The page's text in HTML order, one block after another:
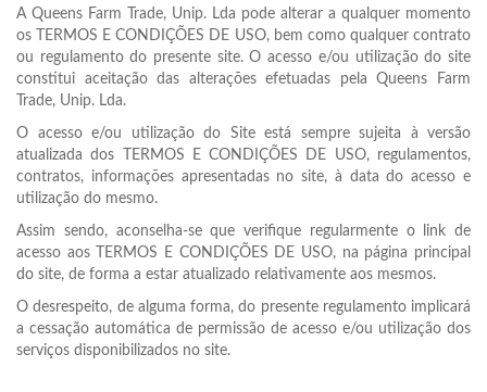
A Queens Farm Trade, Unip. Lda pode alterar a qualquer momento
os TERMOS E CONDIÇÕES DE USO, bem como qualquer contrato
ou regulamento do presente site. O acesso e/ou utilização do site
constitui aceitação das alterações efetuadas pela Queens Farm
Trade, Unip. Lda.
O acesso e/ou utilização do Site está sempre sujeita à versão
atualizada dos TERMOS E CONDIÇÕES DE USO, regulamentos,
contratos, informações apresentadas no site, à data do acesso e
utilização do mesmo.
Assim sendo, aconselha-se que verifique regularmente o link de
acesso aos TERMOS E CONDIÇÕES DE USO, na página principal
do site, de forma a estar atualizado relativamente aos mesmos.
O desrespeito, de alguma forma, do presente regulamento implicará
a cessação automática de permissão de acesso e/ou utilização dos
serviços disponibilizados no site.